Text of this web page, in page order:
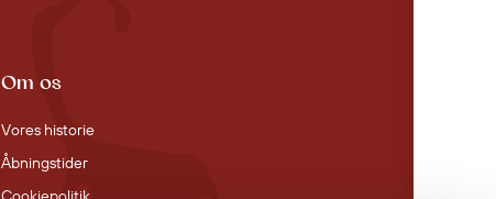
Om os
Vores historie
Åbningstider